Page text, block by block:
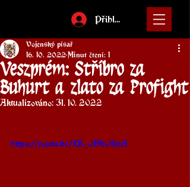
Přihlásit
Veszprém: Stříbro za
Buhurt a zlato za Profight
Vojenský písař
16. 10. 2022 Minut čtení: 1
Aktualizováno: 31. 10. 2022
https://youtu.be/XR_OBbOfjnA